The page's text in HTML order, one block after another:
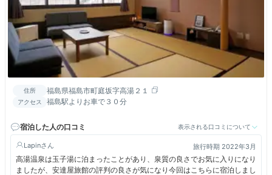
住所 福島県福島市町庭坂字高湯２１
アクセス 福島駅よりお車で３０分
宿泊した人の口コミ 表示される口コミについて
Lapin 旅行時期 2022年3月
高湯温泉は玉子湯に泊まったことがあり、泉質の良さでお気に入りになり
ましたが、安達屋旅館の評判の良さが気になり今回はこちらに宿泊しまし